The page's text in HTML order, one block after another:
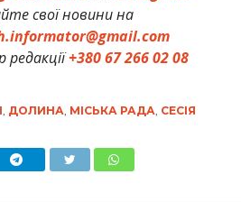
свої новини на
редакції+380 67 266 02 08
ДОЛИНА МІСЬКА РАДА СЕСІЯ